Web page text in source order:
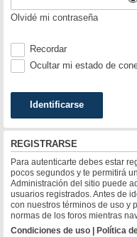
Olvidé mi contraseña
Recordar
Ocultar mi estado de
REGISTRARSE
Para autenticarte debes estar
pocos segundos y te permitirá
Administración del sitio puede
usuarios registrados. Antes de
con nuestros términos de uso y
normas de los foros mientras
Condiciones de uso | Política